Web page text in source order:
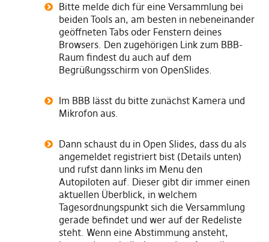
Bitte melde dich für eine Versammlung bei
beiden Tools an, am besten in nebeneinander
geöffneten Tabs oder Fenstern deines
Browsers. Den zugehörigen Link zum BBB-
Raum findest du auch auf dem
Begrüßungsschirm von OpenSlides.
Im BBB lässt du bitte zunächst Kamera und
Mikrofon aus.
Dann schaust du in Open Slides, dass du als
angemeldet registriert bist (Details unten)
und rufst dann links im Menu den
Autopiloten auf. Dieser gibt dir immer einen
aktuellen Überblick, in welchem
Tagesordnungspunkt sich die Versammlung
gerade befindet und wer auf der Redeliste
steht. Wenn eine Abstimmung ansteht,